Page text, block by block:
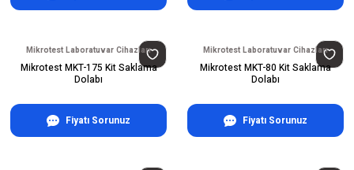
Mikrotest Laboratuvar Cihazları
Mikrotest MKT-175 Kit Saklama
Dolabı
Fiyatı Sorunuz
Mikrotest Laboratuvar Cihazları
Mikrotest MKT-80 Kit Saklama
Dolabı
Fiyatı Sorunuz